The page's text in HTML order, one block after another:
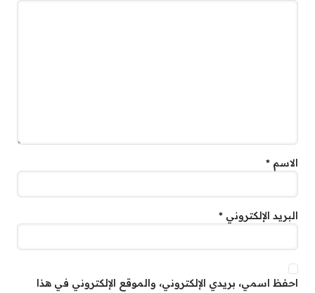
الاسم *
البريد الإلكتروني *
احفظ اسمي، بريدي الإلكتروني، والموقع الإلكتروني في هذا